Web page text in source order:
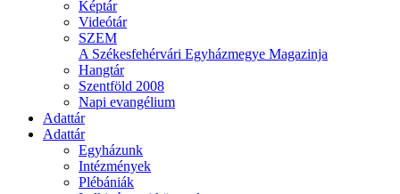
Képtár
Videótár
SZEM
A Székesfehérvári Egyházmegye Magazinja
Hangtár
Szentföld 2008
Napi evangélium
Adattár
Adattár
Egyházunk
Intézmények
Plébániák